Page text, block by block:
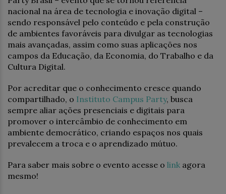
nacional na área de tecnologia e inovação digital –
sendo responsável pelo conteúdo e pela construção
de ambientes favoráveis para divulgar as tecnologias
mais avançadas, assim como suas aplicações nos
campos da Educação, da Economia, do Trabalho e da
Cultura Digital.
Por acreditar que o conhecimento cresce quando
compartilhado, o Instituto Campus Party, busca
sempre aliar ações presenciais e digitais para
promover o intercâmbio de conhecimento em
ambiente democrático, criando espaços nos quais
prevalecem a troca e o aprendizado mútuo.
Para saber mais sobre o evento acesse o link agora
mesmo!